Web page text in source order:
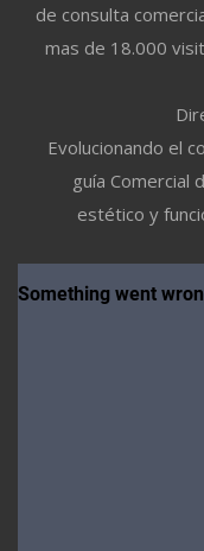
de consulta
mas de 18.000
Evolucionando el
guía Comercial
estético y